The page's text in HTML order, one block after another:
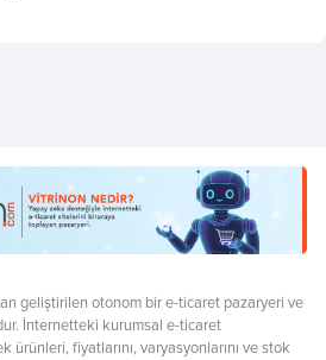
geliştirilen otonom bir e-ticaret pazaryeri ve
İnternetteki kurumsal e-ticaret
ürünleri, fiyatlarını, varyasyonlarını ve stok